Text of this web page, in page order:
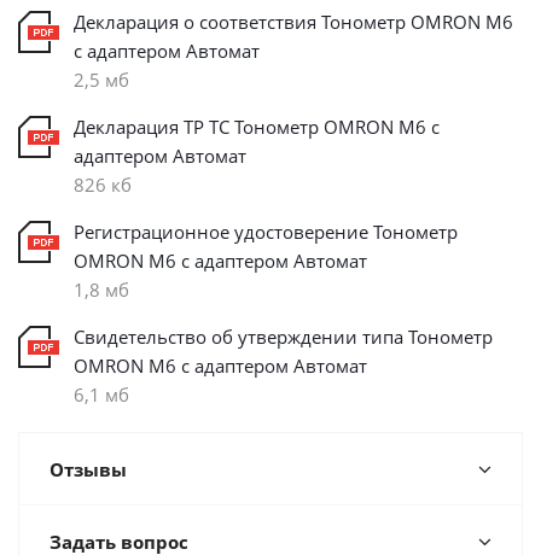
Декларация о соответствия Тонометр OMRON M6
с адаптером Автомат
2,5 мб
Декларация ТР ТС Тонометр OMRON M6 с
адаптером Автомат
826 кб
Регистрационное удостоверение Тонометр
OMRON M6 с адаптером Автомат
1,8 мб
Свидетельство об утверждении типа Тонометр
OMRON M6 с адаптером Автомат
6,1 мб
Отзывы
Задать вопрос